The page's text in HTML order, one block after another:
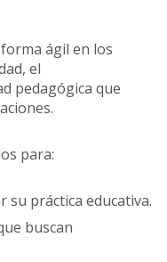
ágil en los
el
pedagógica que
para:
su práctica educativa.
buscan